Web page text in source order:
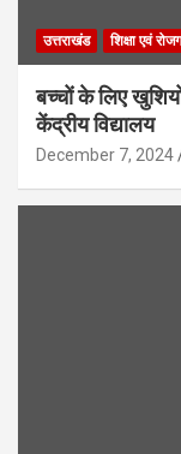
उत्तराखंड शिक्षा एवं
बच्चों के लिए
केंद्रीय विद्यालय
December 7, 2024